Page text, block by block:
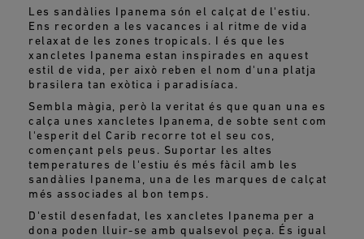
Les sandàlies Ipanema són el calçat de l'estiu.
Ens recorden a les vacances i al ritme de vida
relaxat de les zones tropicals. I és que les
xancletes Ipanema estan inspirades en aquest
estil de vida, per això reben el nom d'una platja
brasilera tan exòtica i paradisíaca.
Sembla màgia, però la veritat és que quan una es
calça unes xancletes Ipanema, de sobte sent com
l'esperit del Carib recorre tot el seu cos,
començant pels peus. Suportar les altes
temperatures de l'estiu és més fàcil amb les
sandàlies Ipanema, una de les marques de calçat
més associades al bon temps.
D'estil desenfadat, les xancletes Ipanema per a
dona poden lluir-se amb qualsevol peça. És igual